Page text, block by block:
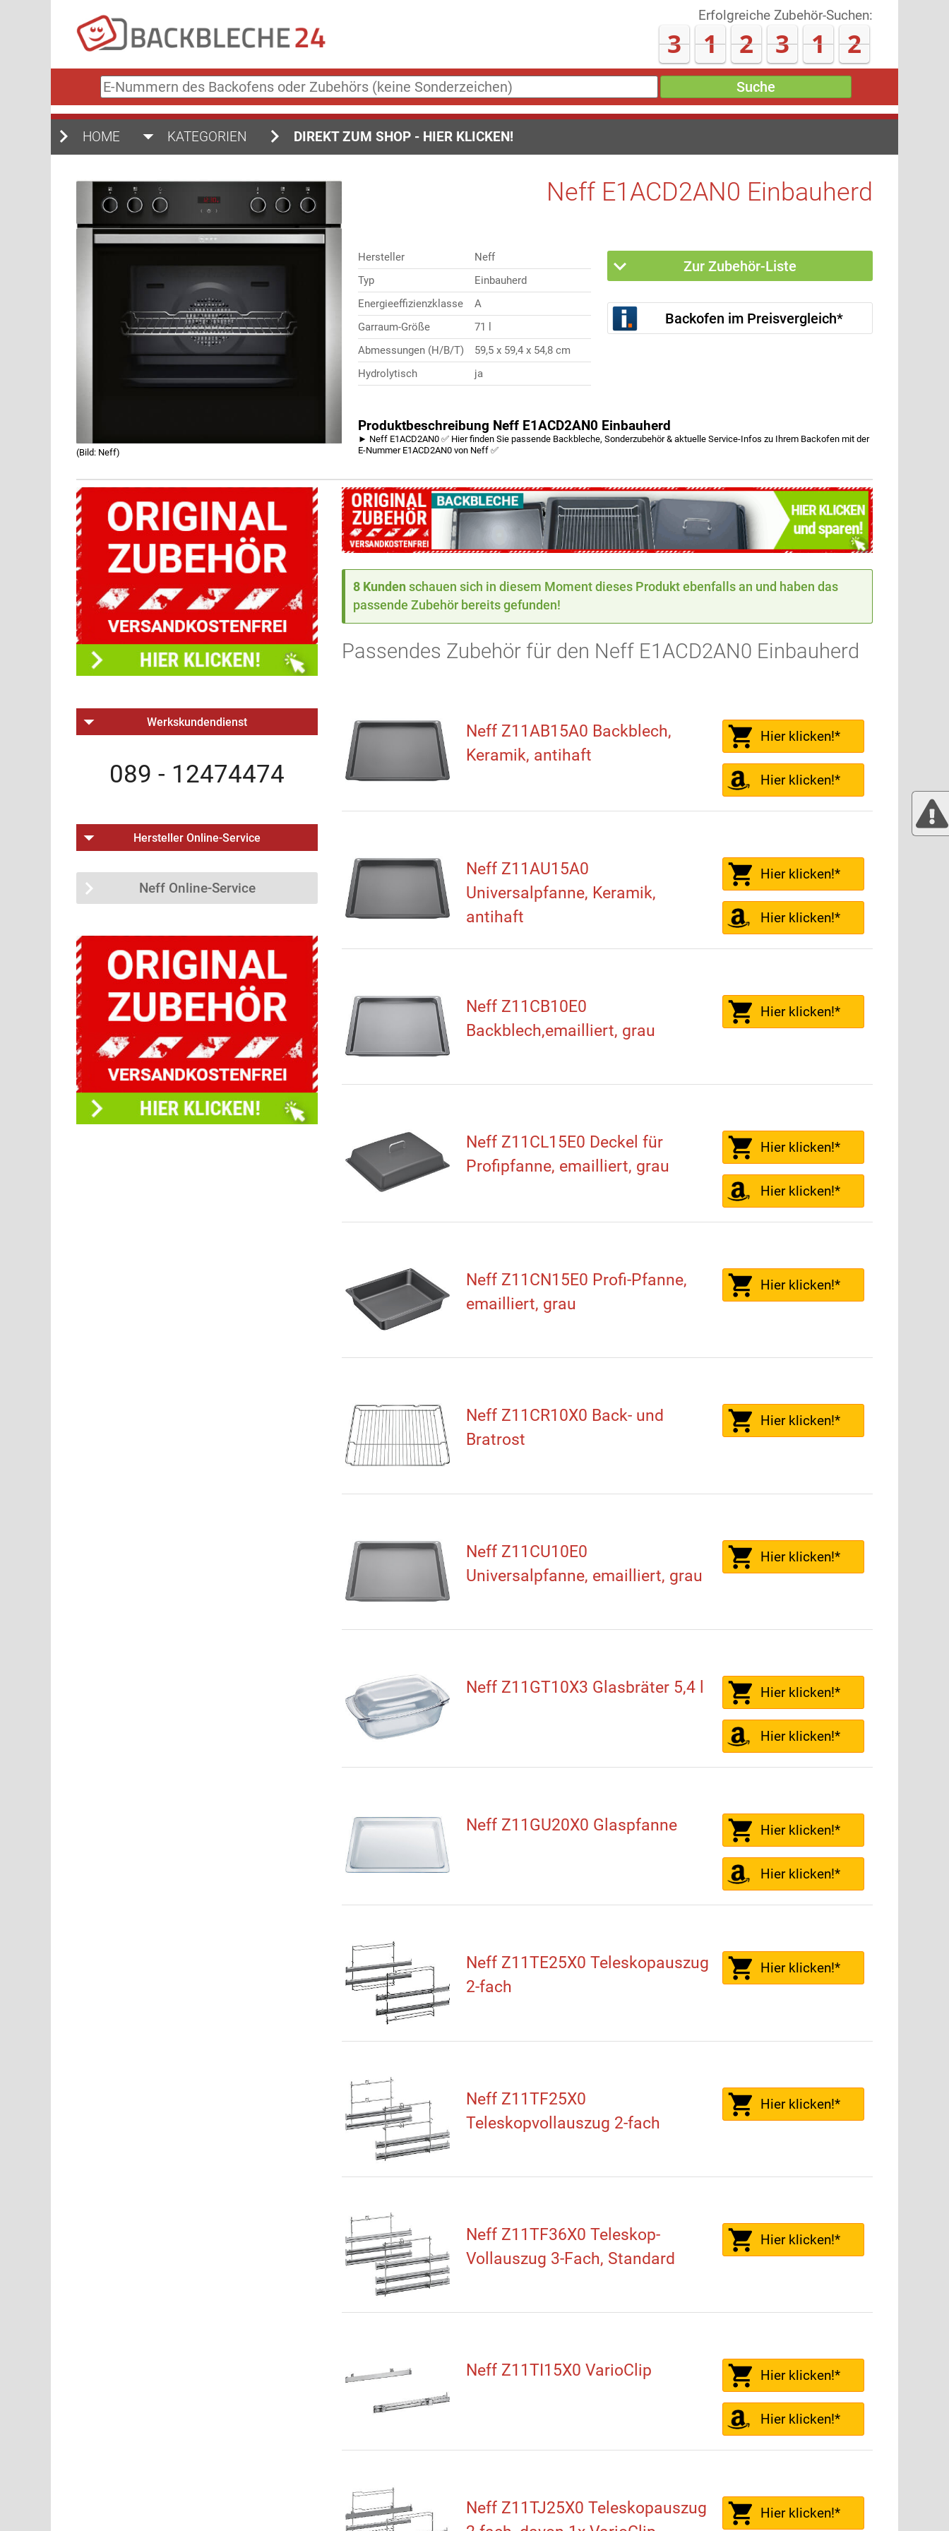
Erfolgreiche Zubehör-Suchen:
3 1 2 3 2 2
E-
Nummern
des
oder
Suche
HOME KATEGORIEN DIREKT ZUM SHOP - HIER KLICKEN!
(Bild: Neff)
Neff E1ACD2AN0 Einbauherd
Hersteller
Neff
Typ
Einbauherd
Energieeffizienzklasse
A
Garraum-Größe
71 l
Abmessungen (H/B/T)
59,5 x 59,4 x 54,8 cm
Hydrolytisch
ja
Zur Zubehör-Liste
Backofen im Preisvergleich*
Produktbeschreibung Neff E1ACD2AN0 Einbauherd
► Neff E1ACD2AN0 ✅ Hier finden Sie passende Backbleche, Sonderzubehör & aktuelle Service-Infos zu Ihrem Backofen mit der
E-Nummer E1ACD2AN0 von Neff ✅
8 Kunden schauen sich in diesem Moment dieses Produkt ebenfalls an und haben das
passende Zubehör bereits gefunden!
Passendes Zubehör für den Neff E1ACD2AN0 Einbauherd
Neff Z11AB15A0 Backblech,
Keramik, antihaft
Hier klicken!*
Hier klicken!*
Neff Z11AU15A0
Universalpfanne, Keramik,
antihaft
Hier klicken!*
Hier klicken!*
Neff Z11CB10E0
Backblech,emailliert, grau
Hier klicken!*
Neff Z11CL15E0 Deckel für
Profipfanne, emailliert, grau
Hier klicken!*
Hier klicken!*
Neff Z11CN15E0 Profi-Pfanne,
emailliert, grau
Hier klicken!*
Neff Z11CR10X0 Back- und
Bratrost
Hier klicken!*
Neff Z11CU10E0
Universalpfanne, emailliert, grau
Hier klicken!*
Neff Z11GT10X3 Glasbräter 5,4 l Hier klicken!*
Hier klicken!*
Neff Z11GU20X0 Glaspfanne Hier klicken!*
Hier klicken!*
Neff Z11TE25X0 Teleskopauszug
2-fach
Hier klicken!*
Neff Z11TF25X0
Teleskopvollauszug 2-fach
Hier klicken!*
Neff Z11TF36X0 Teleskop-
Vollauszug 3-Fach, Standard
Hier klicken!*
Neff Z11TI15X0 VarioClip Hier klicken!*
Hier klicken!*
Neff Z11TJ25X0 Teleskopauszug
Hier klicken!*
Werkskundendienst
089 - 12474474
Hersteller Online-Service
Neff Online-Service